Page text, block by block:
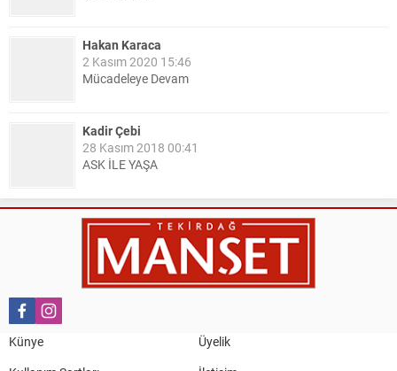
Hakan Karaca
2 Kasım 2020 15:46
Mücadeleye Devam
Kadir Çebi
28 Kasım 2018 00:41
ASK İLE YAŞA
Nail Kazanç
10 Mart 2023 21:36
HAYDİ TEKİRDAĞ MAÇA !!!!
TEKİRDAĞ İL EMNİYET MÜDÜRÜMÜZE HAYIRLI OLSUN
Künye
Üyelik